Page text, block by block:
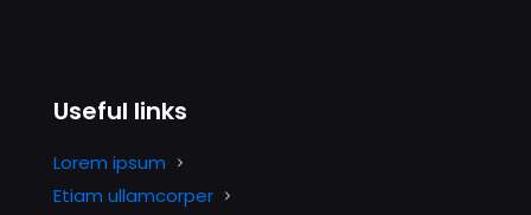
Useful links
Lorem ipsum
Etiam ullamcorper